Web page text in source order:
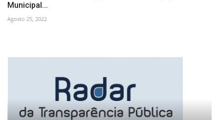
Municipal...
Agosto 25, 2022